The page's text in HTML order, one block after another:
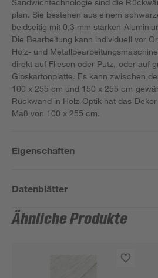
Sandwichtechnologie sind die
plan. Sie bestehen aus einem
beidseitig mit 0,3 mm starken
Die Bearbeitung kann individuell vor
Holz- und
direkt auf Fliesen oder Putz, oder auf
Gipskartonplatte. Es kann zwischen
100 x 255 cm und 150 x 255 cm
Rückwand in Holz-Optik hat das
Maß von 100 x 255 cm.
Eigenschaften
Datenblätter
Ähnliche Produkte